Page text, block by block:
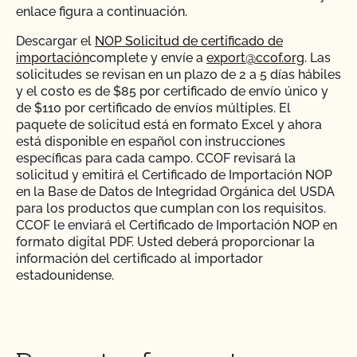
acceso al mercado internacional?
¿Realiza el CCOF pruebas de residuos de
plaguicidas y OMG?
¿Realiza el CCOF inspecciones sin previo aviso?
¿Ofrece el CCOF servicios en línea?
¿No OMG significa sin OMG?
¿El uso del sello "Organic is Non-GMO & More" de
enlace figura a continuación.
Descargar el NOP Solicitud de certificado de
importacióncomplete y envíe a export@ccof.org. Las
solicitudes se revisan en un plazo de 2 a 5 días hábiles
y el costo es de $85 por certificado de envío único y
de $110 por certificado de envíos múltiples. El
paquete de solicitud está en formato Excel y ahora
está disponible en español con instrucciones
específicas para cada campo. CCOF revisará la
solicitud y emitirá el Certificado de Importación NOP
en la Base de Datos de Integridad Orgánica del USDA
para los productos que cumplan con los requisitos.
CCOF le enviará el Certificado de Importación NOP en
formato digital PDF. Usted deberá proporcionar la
información del certificado al importador
estadounidense.